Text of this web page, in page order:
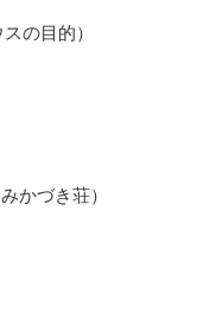
スの目的）
かづき荘）